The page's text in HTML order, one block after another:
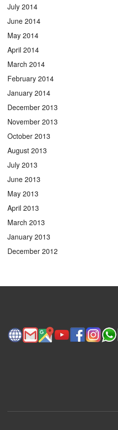
July 2014
June 2014
May 2014
April 2014
March 2014
February 2014
January 2014
December 2013
November 2013
October 2013
August 2013
July 2013
June 2013
May 2013
April 2013
March 2013
January 2013
December 2012